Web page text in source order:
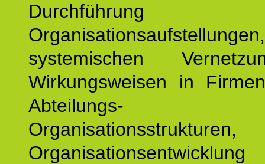
systemischen
Wirkungsweisen in
Abteilungs-